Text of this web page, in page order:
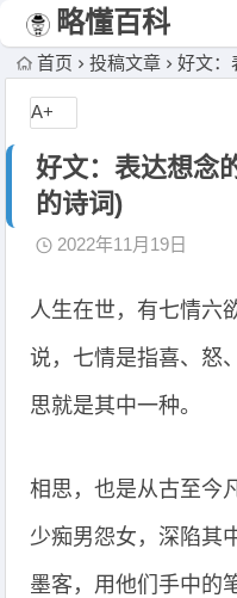
略懂百科
首页 投稿文章 好文：
好文：表达想念
的诗词)
2022年11月19日
人生在世，有七情六
说，七情是指喜、怒
思就是其中一种。
相思，也是从古至今
少痴男怨女，深陷其
墨客，用他们手中的
A+